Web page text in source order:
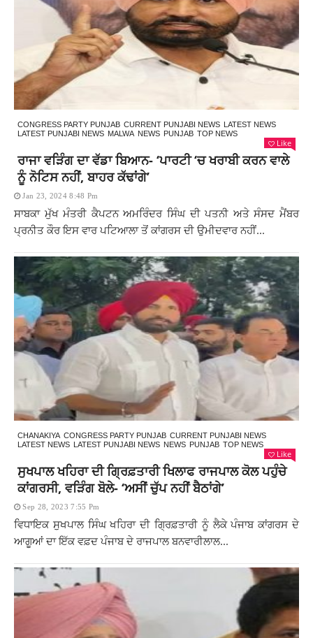
CONGRESS PARTY PUNJAB CURRENT PUNJABI NEWS LATEST NEWS
LATEST PUNJABI NEWS MALWA NEWS PUNJAB TOP NEWS
Like
ਰਾਜਾ ਵੜਿੰਗ ਦਾ ਵੱਡਾ ਬਿਆਨ- ‘ਪਾਰਟੀ ‘ਚ ਖਰਾਬੀ ਕਰਨ ਵਾਲੇ
ਨੂੰ ਨੋਟਿਸ ਨਹੀਂ, ਬਾਹਰ ਕੱਢਾਂਗੇ’
Jan 23, 2024 8:48 Pm
ਸਾਬਕਾ ਮੁੱਖ ਮੰਤਰੀ ਕੈਪਟਨ ਅਮਰਿੰਦਰ ਸਿੰਘ ਦੀ ਪਤਨੀ ਅਤੇ ਸੰਸਦ ਮੈਂਬਰ
ਪ੍ਰਨੀਤ ਕੌਰ ਇਸ ਵਾਰ ਪਟਿਆਲਾ ਤੋਂ ਕਾਂਗਰਸ ਦੀ ਉਮੀਦਵਾਰ ਨਹੀਂ...
CHANAKIYA CONGRESS PARTY PUNJAB CURRENT PUNJABI NEWS
LATEST NEWS LATEST PUNJABI NEWS NEWS PUNJAB TOP NEWS
Like
ਸੁਖਪਾਲ ਖਹਿਰਾ ਦੀ ਗ੍ਰਿਫ਼ਤਾਰੀ ਖਿਲਾਫ ਰਾਜਪਾਲ ਕੋਲ ਪਹੁੰਚੇ
ਕਾਂਗਰਸੀ, ਵੜਿੰਗ ਬੋਲੇ- ‘ਅਸੀਂ ਚੁੱਪ ਨਹੀਂ ਬੈਠਾਂਗੇ’
Sep 28, 2023 7:55 Pm
ਵਿਧਾਇਕ ਸੁਖਪਾਲ ਸਿੰਘ ਖਹਿਰਾ ਦੀ ਗ੍ਰਿਫ਼ਤਾਰੀ ਨੂੰ ਲੈਕੇ ਪੰਜਾਬ ਕਾਂਗਰਸ ਦੇ
ਆਗੂਆਂ ਦਾ ਇੱਕ ਵਫ਼ਦ ਪੰਜਾਬ ਦੇ ਰਾਜਪਾਲ ਬਨਵਾਰੀਲਾਲ...